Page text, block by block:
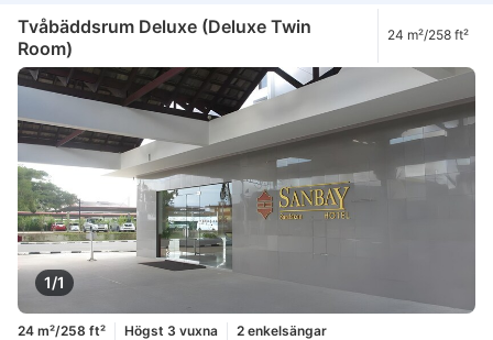
Tvåbäddsrum Deluxe (Deluxe Twin
Room)
24 m²/258 ft²
1/1
24 m²/258 ft² Högst 3 vuxna 2 enkelsängar